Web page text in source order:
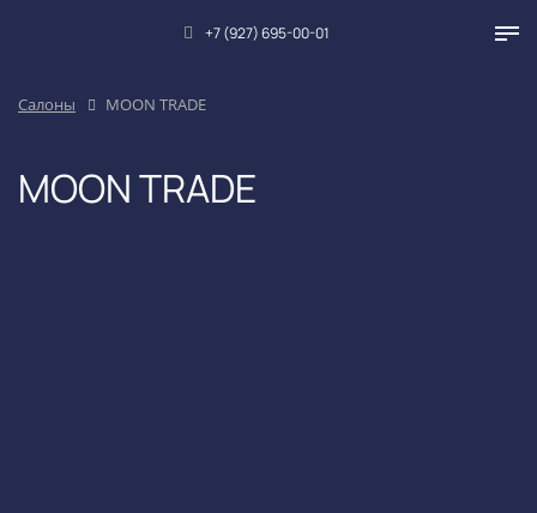
+7 (927) 695-00-01
Салоны MOON TRADE
MOON TRADE